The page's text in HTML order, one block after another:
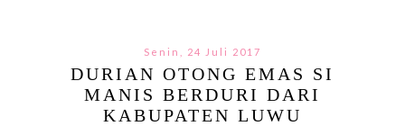
Senin, 24 Juli 2017
DURIAN OTONG EMAS SI
MANIS BERDURI DARI
KABUPATEN LUWU